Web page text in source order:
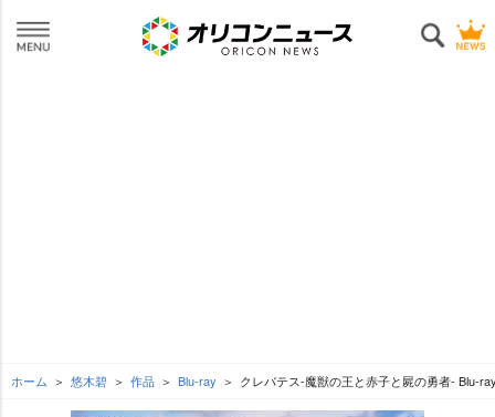
ホーム 悠木碧 作品 Blu-ray クレバテス-魔獣の王と赤子と屍の勇者- Blu-